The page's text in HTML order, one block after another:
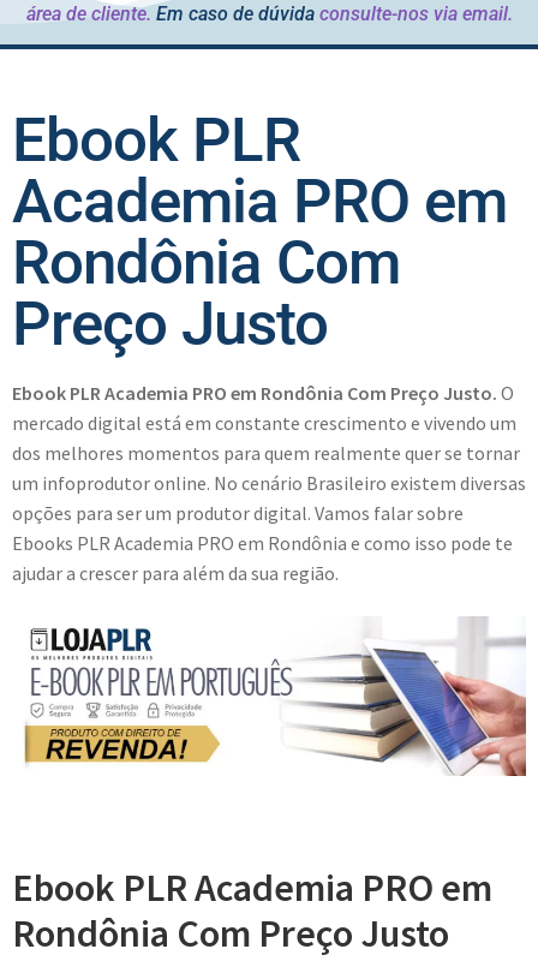
área de cliente. Em caso de dúvida consulte-nos via email.
Ebook PLR
Academia PRO em
Rondônia Com
Preço Justo
Ebook PLR Academia PRO em Rondônia Com Preço Justo. O
mercado digital está em constante crescimento e vivendo um
dos melhores momentos para quem realmente quer se tornar
um infoprodutor online. No cenário Brasileiro existem diversas
opções para ser um produtor digital. Vamos falar sobre
Ebooks PLR Academia PRO em Rondônia e como isso pode te
ajudar a crescer para além da sua região.
Ebook PLR Academia PRO em
Rondônia Com Preço Justo